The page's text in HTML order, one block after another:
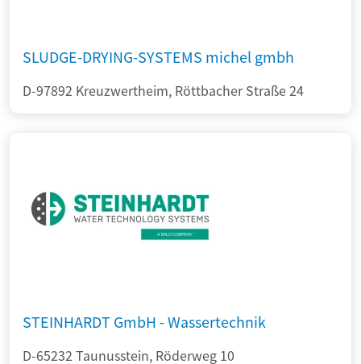
SLUDGE-DRYING-SYSTEMS michel gmbh
D-97892 Kreuzwertheim, Röttbacher Straße 24
STEINHARDT GmbH - Wassertechnik
D-65232 Taunusstein, Röderweg 10